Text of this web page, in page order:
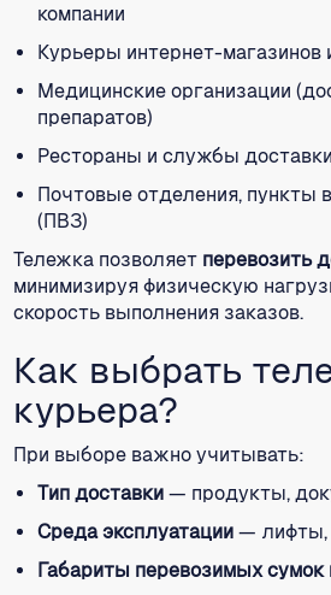
компании
Курьеры интернет-магазинов
Медицинские организации
препаратов)
Рестораны и службы
Почтовые отделения, пункты
(ПВЗ)
Тележка позволяет перевозить
минимизируя физическую
скорость выполнения заказов.
Как выбрать
курьера?
При выборе важно учитывать:
Тип доставки— продукты,
Среда эксплуатации— лифты,
Габариты перевозимых сумок